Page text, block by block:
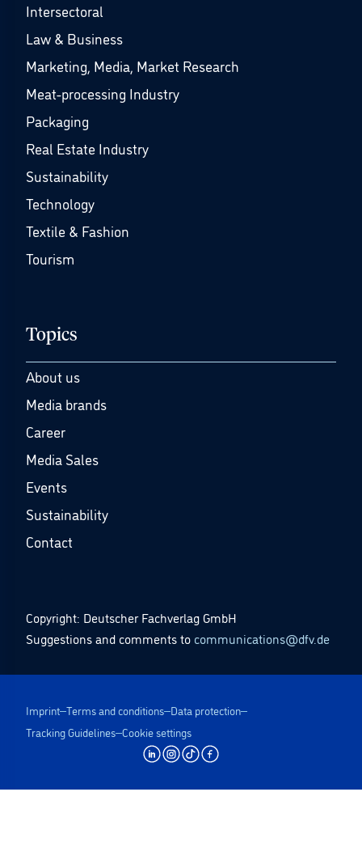
Intersectoral
Law & Business
Marketing, Media, Market Research
Meat-processing Industry
Packaging
Real Estate Industry
Sustainability
Technology
Textile & Fashion
Tourism
Topics
About us
Media brands
Career
Media Sales
Events
Sustainability
Contact
Copyright: Deutscher Fachverlag GmbH
Suggestions and comments to communications@dfv.de
Imprint Terms and conditions Data protection
Tracking Guidelines Cookie settings